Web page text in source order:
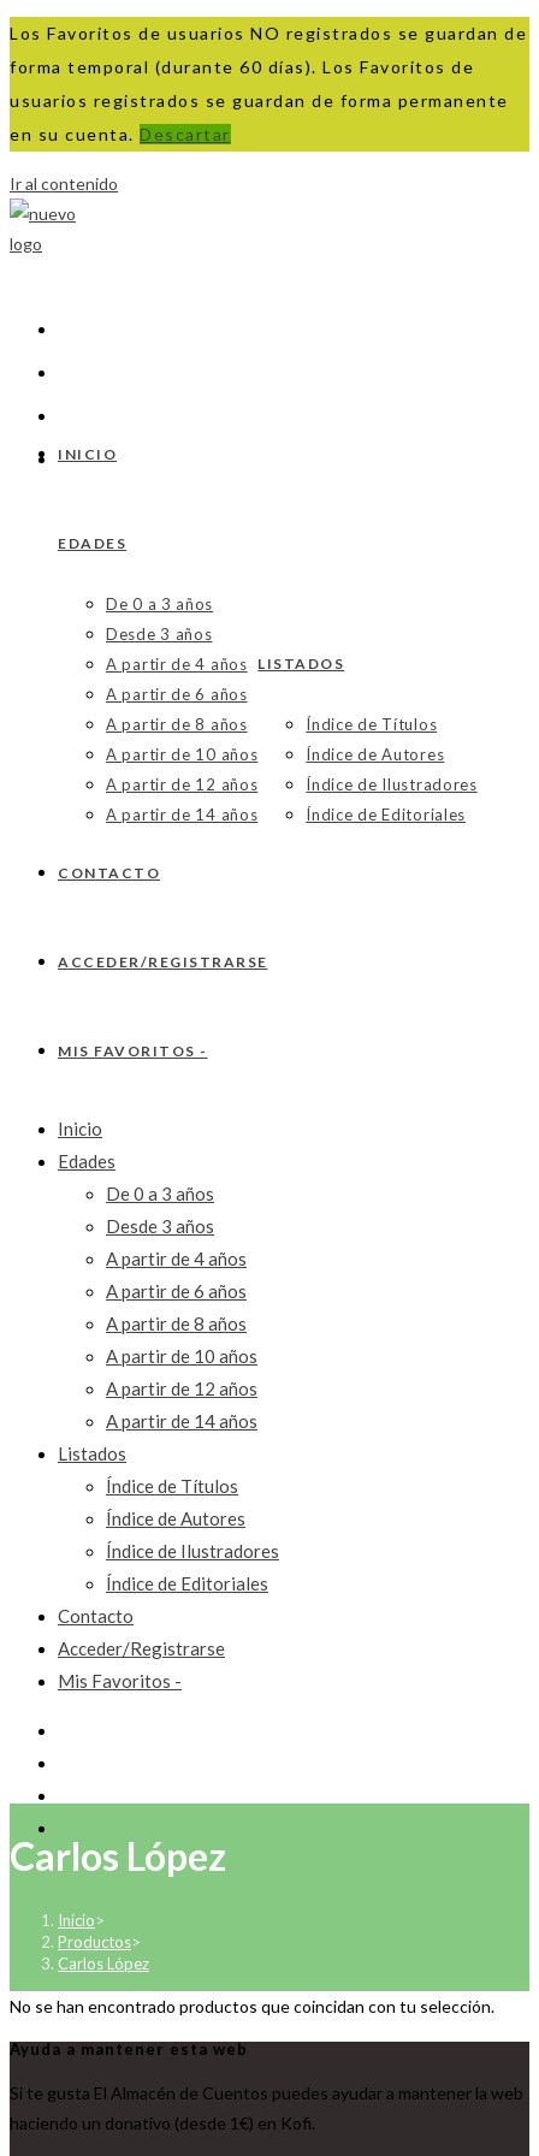
Los Favoritos de usuarios NO registrados se guardan de
forma temporal (durante 60 días). Los Favoritos de
usuarios registrados se guardan de forma permanente
en su cuenta. Descartar
Ir al contenido
INICIO
EDADES
De 0 a 3 años
Desde 3 años
A partir de 4 años
A partir de 6 años
A partir de 8 años
A partir de 10 años
A partir de 12 años
A partir de 14 años
LISTADOS
Índice de Títulos
Índice de Autores
Índice de Ilustradores
Índice de Editoriales
CONTACTO
ACCEDER/REGISTRARSE
MIS FAVORITOS -
Inicio
Edades
De 0 a 3 años
Desde 3 años
A partir de 4 años
A partir de 6 años
A partir de 8 años
A partir de 10 años
A partir de 12 años
A partir de 14 años
Listados
Índice de Títulos
Índice de Autores
Índice de Ilustradores
Índice de Editoriales
Contacto
Acceder/Registrarse
Mis Favoritos -
Carlos López
Inicio>
Productos>
Carlos López
No se han encontrado productos que coincidan con tu selección.
Ayuda a mantener esta web
Si te gusta El Almacén de Cuentos puedes ayudar a mantener la web
haciendo un donativo (desde 1€) en Kofi.